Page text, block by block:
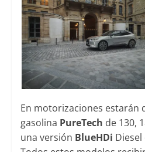
En motorizaciones estarán
gasolina PureTech de 130,
una versión BlueHDi Diesel